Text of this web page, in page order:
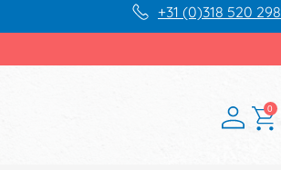
+31 (0)318 520 298
0